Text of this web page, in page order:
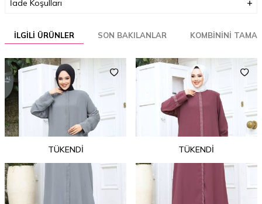
İade Koşulları
İLGILI ÜRÜNLER SON BAKILANLAR KOMBININI
TÜKENDI TÜKENDI